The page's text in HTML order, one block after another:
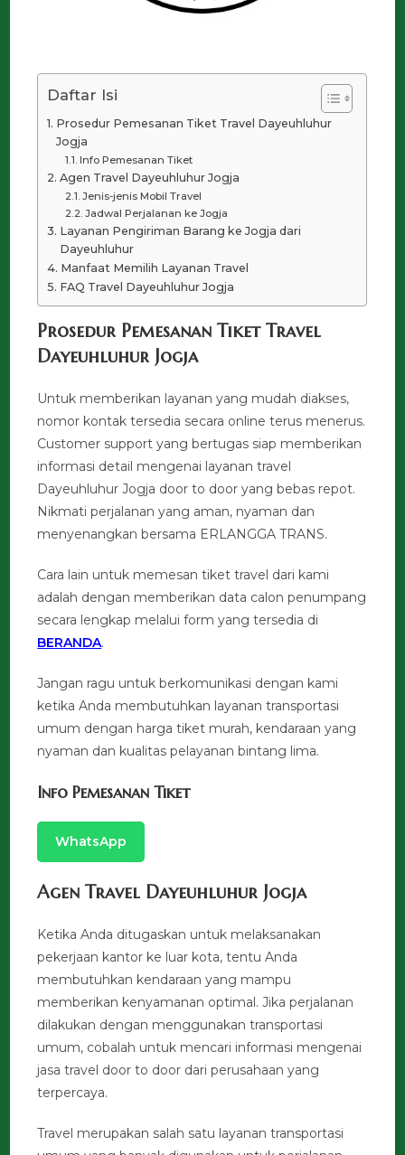
Daftar Isi
Prosedur Pemesanan Tiket Travel Dayeuhluhur
Jogja
Info Pemesanan Tiket
Agen Travel Dayeuhluhur Jogja
Jenis-jenis Mobil Travel
Jadwal Perjalanan ke Jogja
Layanan Pengiriman Barang ke Jogja dari
Dayeuhluhur
Manfaat Memilih Layanan Travel
FAQ Travel Dayeuhluhur Jogja
Prosedur Pemesanan Tiket Travel
Dayeuhluhur Jogja
Untuk memberikan layanan yang mudah diakses,
nomor kontak tersedia secara online terus menerus.
Customer support yang bertugas siap memberikan
informasi detail mengenai layanan travel
Dayeuhluhur Jogja door to door yang bebas repot.
Nikmati perjalanan yang aman, nyaman dan
menyenangkan bersama ERLANGGA TRANS.
Cara lain untuk memesan tiket travel dari kami
adalah dengan memberikan data calon penumpang
secara lengkap melalui form yang tersedia di
BERANDA.
Jangan ragu untuk berkomunikasi dengan kami
ketika Anda membutuhkan layanan transportasi
umum dengan harga tiket murah, kendaraan yang
nyaman dan kualitas pelayanan bintang lima.
Info Pemesanan Tiket
WhatsApp
Agen Travel Dayeuhluhur Jogja
Ketika Anda ditugaskan untuk melaksanakan
pekerjaan kantor ke luar kota, tentu Anda
membutuhkan kendaraan yang mampu
memberikan kenyamanan optimal. Jika perjalanan
dilakukan dengan menggunakan transportasi
umum, cobalah untuk mencari informasi mengenai
jasa travel door to door dari perusahaan yang
terpercaya.
Travel merupakan salah satu layanan transportasi